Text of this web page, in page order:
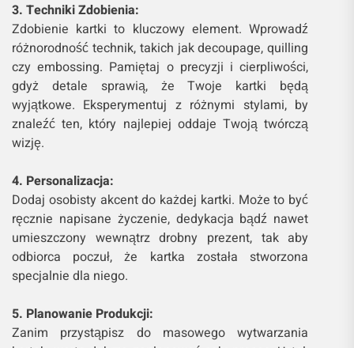
3. Techniki Zdobienia:
Zdobienie kartki to kluczowy element. Wprowadź
różnorodność technik, takich jak decoupage, quilling
czy embossing. Pamiętaj o precyzji i cierpliwości,
gdyż detale sprawią, że Twoje kartki będą
wyjątkowe. Eksperymentuj z różnymi stylami, by
znaleźć ten, który najlepiej oddaje Twoją twórczą
wizję.
4. Personalizacja:
Dodaj osobisty akcent do każdej kartki. Może to być
ręcznie napisane życzenie, dedykacja bądź nawet
umieszczony wewnątrz drobny prezent, tak aby
odbiorca poczuł, że kartka została stworzona
specjalnie dla niego.
5. Planowanie Produkcji:
Zanim przystąpisz do masowego wytwarzania